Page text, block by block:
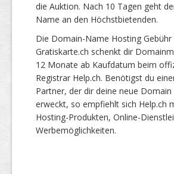
die Auktion. Nach 10 Tagen geht
Name an den Höchstbietenden.
Die Domain-Name Hosting
Gratiskarte.ch schenkt dir
12 Monate ab Kaufdatum beim
Registrar Help.ch. Benötigst du
Partner, der dir deine neue Domain
erweckt, so empfiehlt sich Help.ch
Hosting-Produkten, Online-
Werbemöglichkeiten.